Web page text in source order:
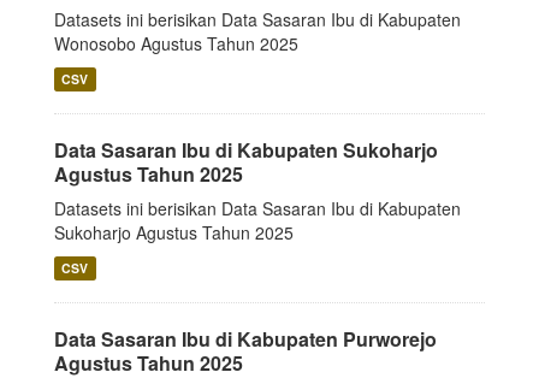
Datasets ini berisikan Data Sasaran Ibu di Kabupaten
Wonosobo Agustus Tahun 2025
CSV
Data Sasaran Ibu di Kabupaten Sukoharjo
Agustus Tahun 2025
Datasets ini berisikan Data Sasaran Ibu di Kabupaten
Sukoharjo Agustus Tahun 2025
CSV
Data Sasaran Ibu di Kabupaten Purworejo
Agustus Tahun 2025